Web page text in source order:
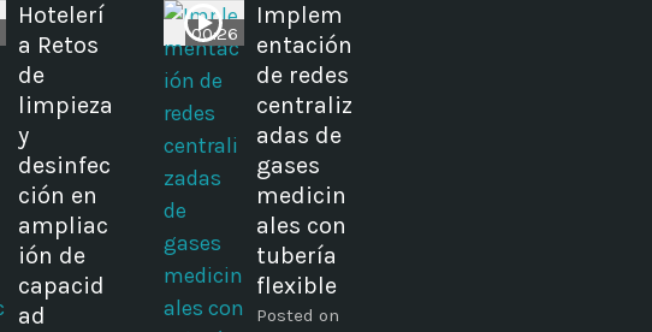
Hotelerí
a Retos
de
limpieza
y
desinfec
ción en
ampliac
ión de
capacid
ad
00:26
Implem
entación
de redes
centraliz
adas de
gases
medicin
ales con
tubería
flexible
Posted on